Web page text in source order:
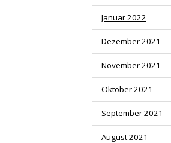
Januar 2022
Dezember 2021
November 2021
Oktober 2021
September 2021
August 2021